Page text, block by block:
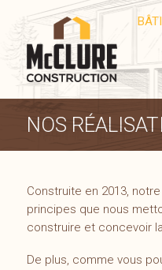
NOS
Construite en 2013,
principes que nous
construire et concevoir
De plus, comme vous